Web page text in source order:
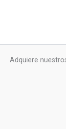
Adquiere